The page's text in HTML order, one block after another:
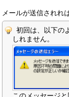
メールが送信されれ
初回は、以下の
しれません。